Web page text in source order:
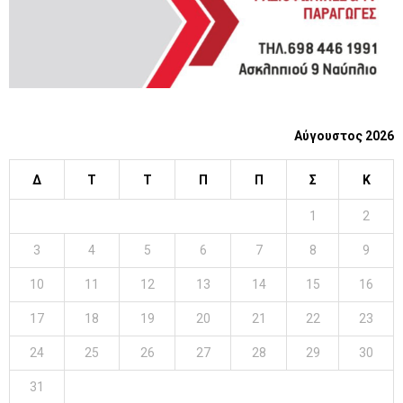
Αύγουστος 2026
Δ Τ Τ Π Π Σ Κ
1 2
3 4 5 6 7 8 9
10 11 12 13 14 15 16
17 18 19 20 21 22 23
24 25 26 27 28 29 30
31